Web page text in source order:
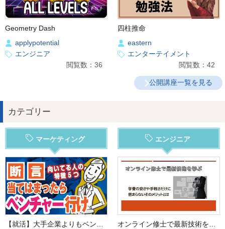
Geometry Dash
applypotential
エンジニア
閲覧数：36
四柱推命
eastern
エンターテイメント
閲覧数：42
公開講座一覧を見る
カテゴリー
マーケティング
【就活】大手企業よりもベンチャー企業に向いている人の特徴５つ‼︎
エンジニア
オンライン修士で最新技術を学ぶ